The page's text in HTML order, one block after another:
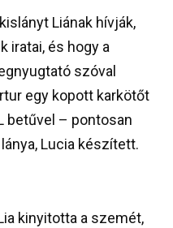
Liának hívják,
iratai, és hogy a
szóval
egy kopott karkötőt
betűvel – pontosan
Lucia készített.
kinyitotta a szemét,